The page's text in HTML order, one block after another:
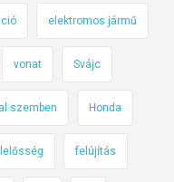
elektromos jármű
vonat Svájc
szemben Honda
felújítás